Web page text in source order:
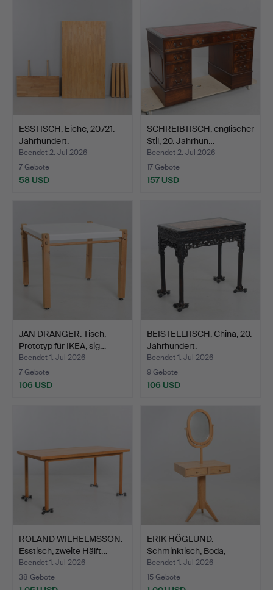
ESSTISCH, Eiche, 20./21.
Jahrhundert.
Beendet 2. Jul 2026
7 Gebote
58 USD
SCHREIBTISCH, englischer
Stil, 20. Jahrhun…
Beendet 2. Jul 2026
17 Gebote
157 USD
JAN DRANGER. Tisch,
Prototyp für IKEA, sig…
Beendet 1. Jul 2026
7 Gebote
106 USD
BEISTELLTISCH, China, 20.
Jahrhundert.
Beendet 1. Jul 2026
9 Gebote
106 USD
ROLAND WILHELMSSON.
Esstisch, zweite Hälft…
Beendet 1. Jul 2026
38 Gebote
ERIK HÖGLUND.
Schminktisch, Boda,
1960er J…
Beendet 1. Jul 2026
15 Gebote